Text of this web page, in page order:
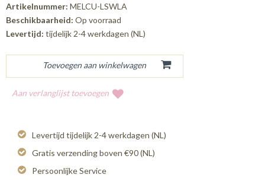
Artikelnummer: MELCU-LSWLA
Beschikbaarheid: Op voorraad
Levertijd: tijdelijk 2-4 werkdagen (NL)
Aan verlanglijst toevoegen
Levertijd tijdelijk 2-4 werkdagen (NL)
Gratis verzending boven €90 (NL)
Persoonlijke Service